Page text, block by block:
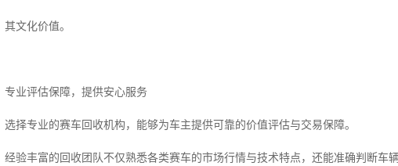
其文化价值。
专业评估保障，提供安心服务
选择专业的赛车回收机构，能够为车主提供可靠的价值评估与交易保障。
经验丰富的回收团队不仅熟悉各类赛车的市场行情与技术特点，还能准确判断车